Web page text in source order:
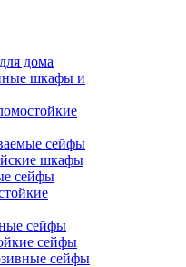
дома
шкафы и
сейфы
шкафы
сейфы
сейфы
сейфы
сейфы